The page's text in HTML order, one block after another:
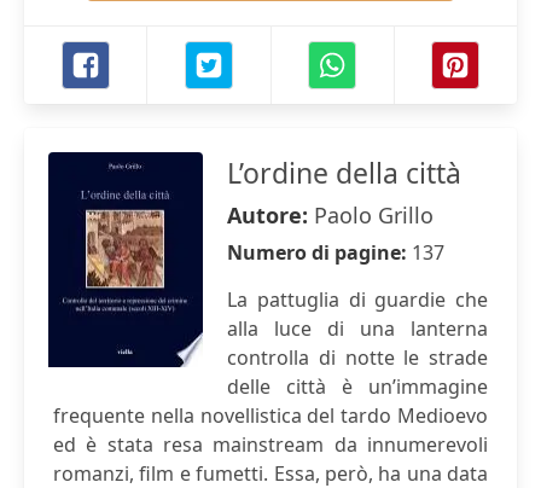
L’ordine della città
Autore: Paolo Grillo
Numero di pagine: 137
La pattuglia di guardie che
alla luce di una lanterna
controlla di notte le strade
delle città è un’immagine
frequente nella novellistica del tardo Medioevo
ed è stata resa mainstream da innumerevoli
romanzi, film e fumetti. Essa, però, ha una data